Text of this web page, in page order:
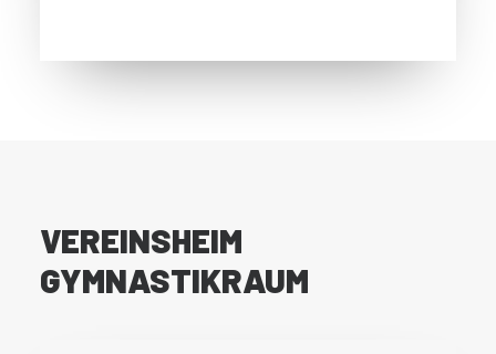
VEREINSHEIM
GYMNASTIKRAUM